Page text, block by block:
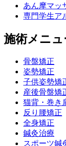
あん摩マッ
専門学生ア
施術メニュ
骨盤矯正
姿勢矯正
子供姿勢矯
産後骨盤矯
猫背・巻き
反り腰矯正
全身矯正
鍼灸治療
スポーツ鍼